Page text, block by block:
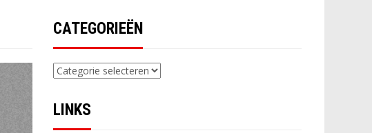
CATEGORIEËN
Categorieën
LINKS